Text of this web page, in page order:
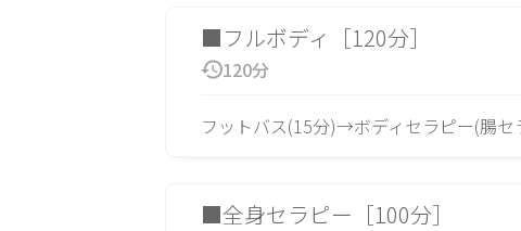
■フルボディ［120分］
120分
フットバス(15分)→ボディセラピー(腸
■全身セラピー［100分］